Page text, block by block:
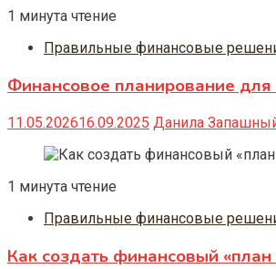
1 минута чтение
Правильные финансовые
Финансовое планирование для
11.05.202616.09.2025 Данила
1 минута чтение
Правильные финансовые
Как создать финансовый